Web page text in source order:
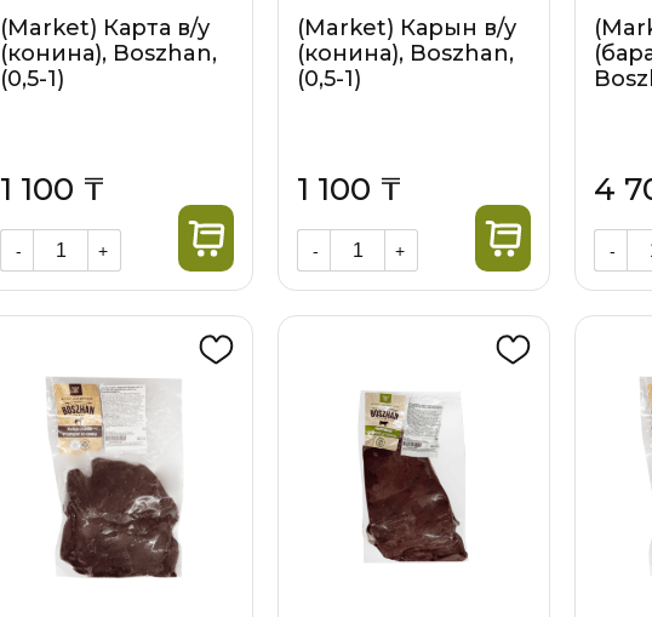
(Market) Карта в/у
(конина), Boszhan,
(0,5-1)
1 100 ₸
- +
(Market) Карын в/у
(конина), Boszhan,
(0,5-1)
1 100 ₸
- +
4
-